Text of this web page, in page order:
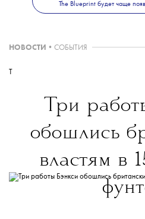
Фантом» с регулярными
и современной
канале The Blueprint
The Blueprint будет чаще
НОВОСТИ • СОБЫТИЯ
T
Три
обошлись
властям в